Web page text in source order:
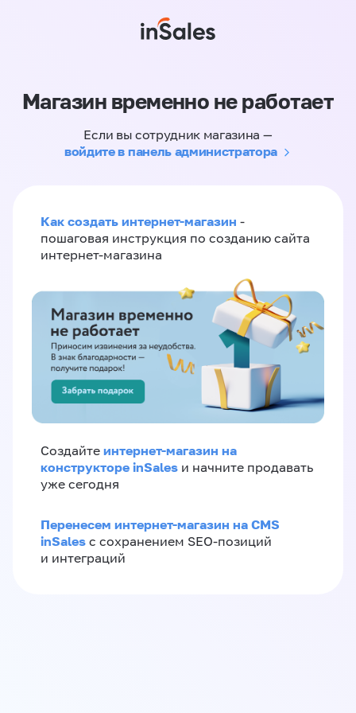
Магазин временно не работает
Если вы сотрудник магазина —
войдите в панель администратора
Как создать интернет-магазин -
пошаговая инструкция по созданию сайта
интернет-магазина
Создайте интернет-магазин на
конструкторе inSales и начните продавать
уже сегодня
Перенесем интернет-магазин на CMS
inSales с сохранением SEO-позиций
и интеграций